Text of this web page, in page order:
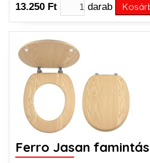
13.250 Ft darab
Ferro Jasan